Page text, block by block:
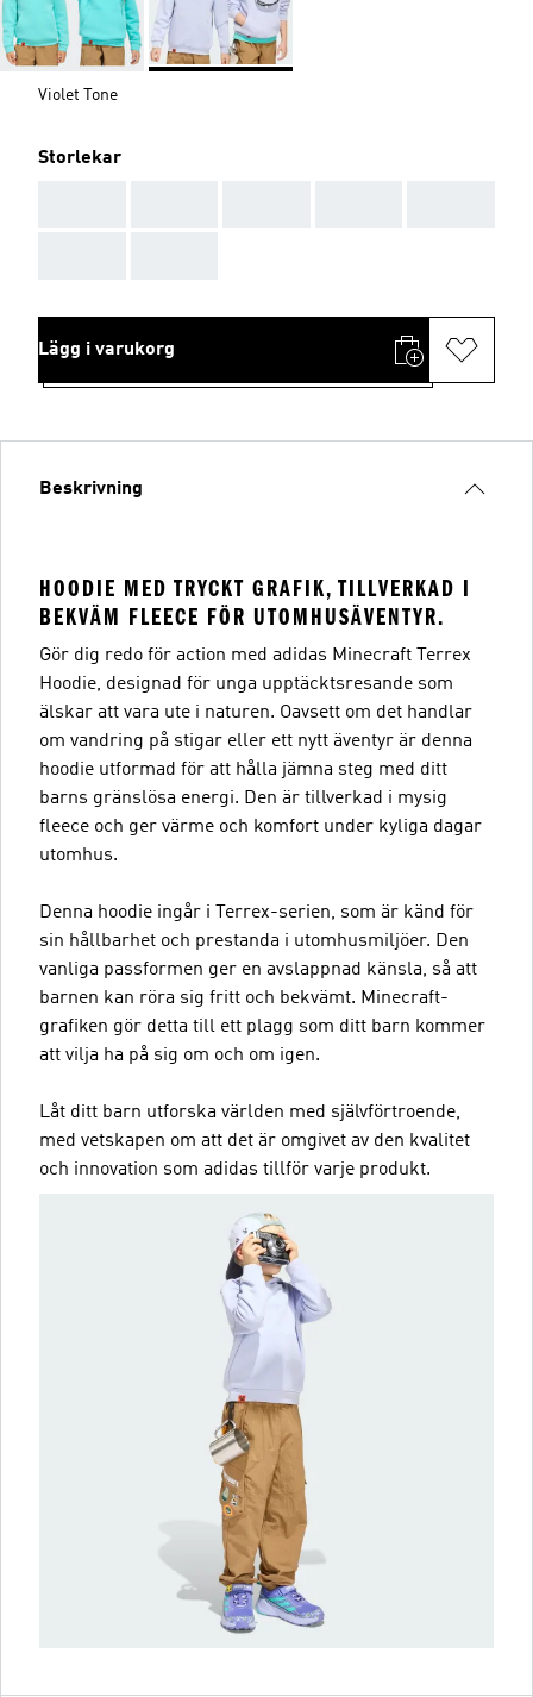
Violet Tone
Storlekar
Lägg i varukorg
Beskrivning
HOODIE MED TRYCKT GRAFIK, TILLVERKAD I
BEKVÄM FLEECE FÖR UTOMHUSÄVENTYR.
Gör dig redo för action med adidas Minecraft Terrex
Hoodie, designad för unga upptäcktsresande som
älskar att vara ute i naturen. Oavsett om det handlar
om vandring på stigar eller ett nytt äventyr är denna
hoodie utformad för att hålla jämna steg med ditt
barns gränslösa energi. Den är tillverkad i mysig
fleece och ger värme och komfort under kyliga dagar
utomhus.
Denna hoodie ingår i Terrex-serien, som är känd för
sin hållbarhet och prestanda i utomhusmiljöer. Den
vanliga passformen ger en avslappnad känsla, så att
barnen kan röra sig fritt och bekvämt. Minecraft-
grafiken gör detta till ett plagg som ditt barn kommer
att vilja ha på sig om och om igen.
Låt ditt barn utforska världen med självförtroende,
med vetskapen om att det är omgivet av den kvalitet
och innovation som adidas tillför varje produkt.